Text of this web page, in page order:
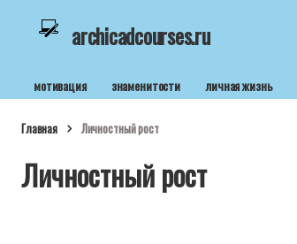
archicadcourses.ru
мотивация знаменитости личная жизнь
Главная Личностный рост
Личностный рост